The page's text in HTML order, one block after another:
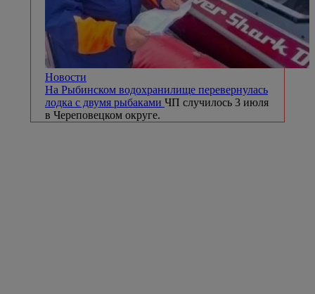
Новости
На Рыбинском водохранилище перевернулась
лодка с двумя рыбаками ЧП случилось 3 июля
в Череповецком округе.